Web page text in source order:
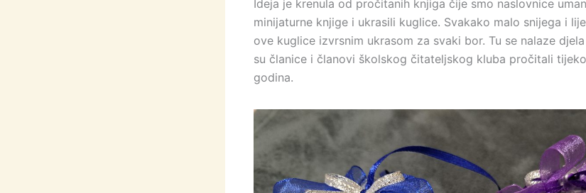
Ideja je krenula od pročitanih knjiga čije smo naslovnice
minijaturne knjige i ukrasili kuglice. Svakako malo snijega i
ove kuglice izvrsnim ukrasom za svaki bor. Tu se nalaze
su članice i članovi školskog čitateljskog kluba pročitali
godina.